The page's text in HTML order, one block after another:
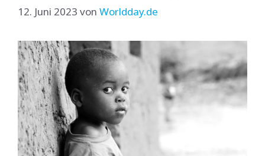
12. Juni 2023 von Worldday.de